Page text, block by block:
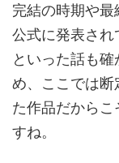
完結の時期や
公式に発表され
といった話も
め、ここでは断
た作品だから
すね。